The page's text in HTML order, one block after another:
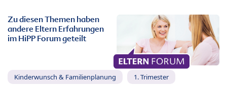
Zu diesen Themen haben
andere Eltern Erfahrungen
im HiPP Forum geteilt
Kinderwunsch & Familienplanung 1. Trimester